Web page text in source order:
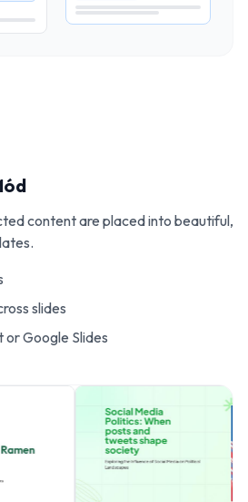
content are placed into beautiful,
slides
Google Slides